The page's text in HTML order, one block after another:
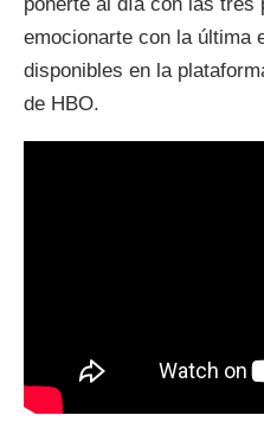
ponerte al día con las tres
emocionarte con la última
disponibles en la
de HBO.